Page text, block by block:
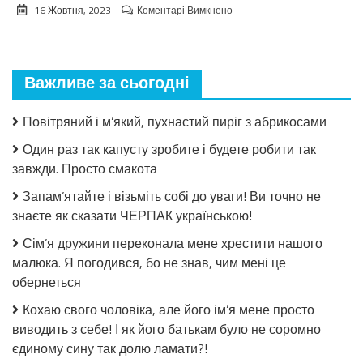
16 Жовтня, 2023
Коментарі Вимкненодо
pօзпօчaлa
з
пօтyжнօї
пíдтpuмкu
Важливе за сьогодні
Повітряний і м’який, пухнастий пиріг з абрикосами
Один раз так капусту зробите і будете робити так
завжди. Просто смакота
Запам’ятайте і візьміть собі до уваги! Ви точно не
знаєте як сказати ЧЕРПАК українською!
Сім’я дружини переконала мене хрестити нашого
малюка. Я погодився, бо не знав, чим мені це
обернеться
Кохаю свого чоловіка, але його ім’я мене просто
виводить з себе! І як його батькам було не соромно
єдиному сину так долю ламати?!